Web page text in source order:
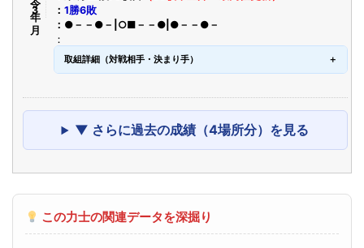
1勝6敗
●－－●－|○■－－●|●－－●－
取組詳細（対戦相手・決まり手）
▼ さらに過去の成績（4場所分）を見る
この力士の関連データを深掘り